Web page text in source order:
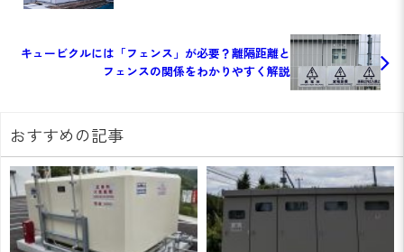
キュービクルには「フェンス」が必要？離隔距離と
フェンスの関係をわかりやすく解説
おすすめの記事